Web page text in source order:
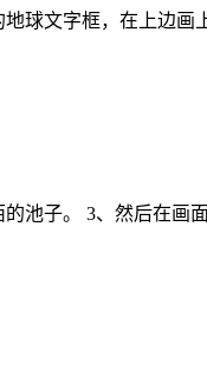
球文字框，在上边画
池子。 3、然后在画